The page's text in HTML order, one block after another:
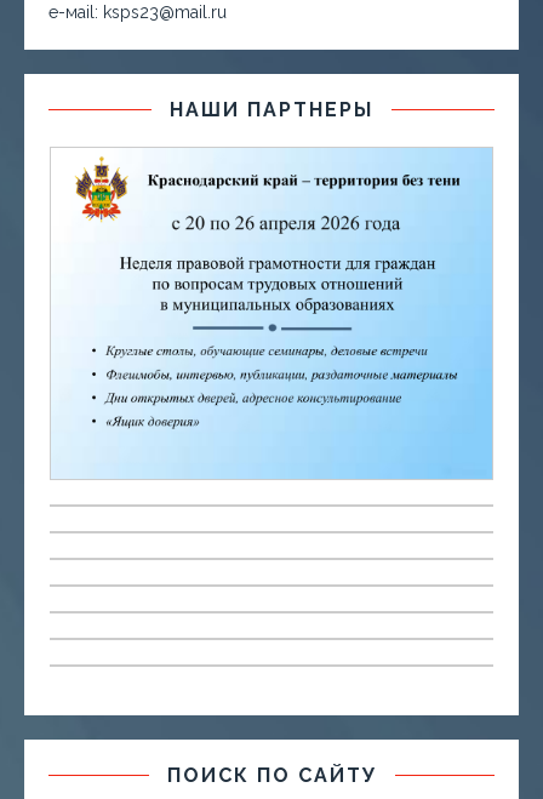
е-маil: ksps23@mail.ru
НАШИ ПАРТНЕРЫ
ПОИСК ПО САЙТУ